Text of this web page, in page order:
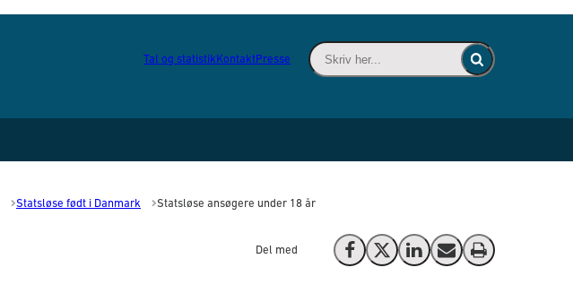
Tal og statistikKontaktPresse
Skriv her... - Indsæt søgeord for at søge
Fold søgefelt ind
Statsløse født i Danmark Statsløse ansøgere under 18 år
Del med Del på Facebook
Del på X (Twitter)
Del på LinkedIn
Send email
Print